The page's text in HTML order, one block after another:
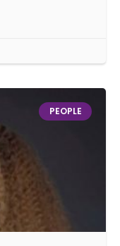
PEOPLE